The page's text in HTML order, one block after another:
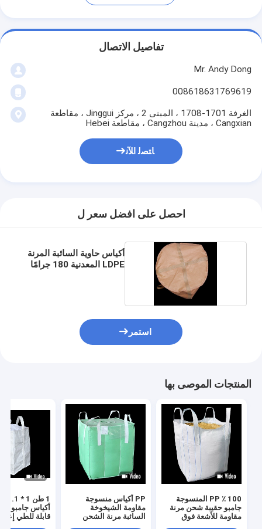
تفاصيل الاتصال
Mr. Andy Dong
008618631769619
الغرفة 1701-1708 ، المبنى 2 ، مركز Jinggui ، مقاطعة
Cangxian ، مدينة Cangzhou ، مقاطعة Hebei
ﺎﺘﺼﻟ ﺍﻶﻧ
احصل على افضل سعر ل
أكياس حاوية السائبة المرنة
LDPE المعدنية 180 جرامًا
استمر
المنتجات الموصى بها
100 ٪ PP المنسوجة
جامبو حقيبة شحن مرنة
مقاومة للأشعة فوق
PP أكياس منسوجة
مقاومة الشيخوخة
السائبة مرنة الشحن
قابلة للطي